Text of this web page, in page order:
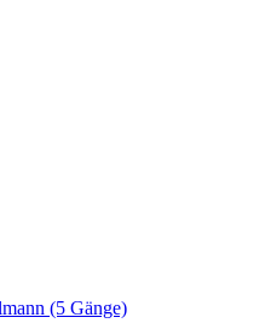
(5 Gänge)